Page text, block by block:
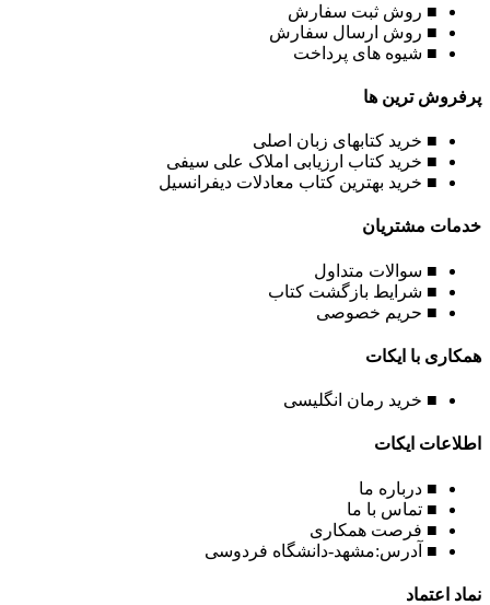
■ روش ثبت سفارش
■ روش ارسال سفارش
■ شیوه های پرداخت
پرفروش ترین ها
■ خرید کتابهای زبان اصلی
■ خرید کتاب ارزیابی املاک علی سیفی
■ خرید بهترین کتاب معادلات دیفرانسیل
خدمات مشتریان
■ سوالات متداول
■ شرایط بازگشت کتاب
■ حریم خصوصی
همکاری با ایکات
■ خرید رمان انگلیسی
اطلاعات ایکات
■ درباره ما
■ تماس با ما
■ فرصت همکاری
■ آدرس:مشهد-دانشگاه فردوسی
نماد اعتماد